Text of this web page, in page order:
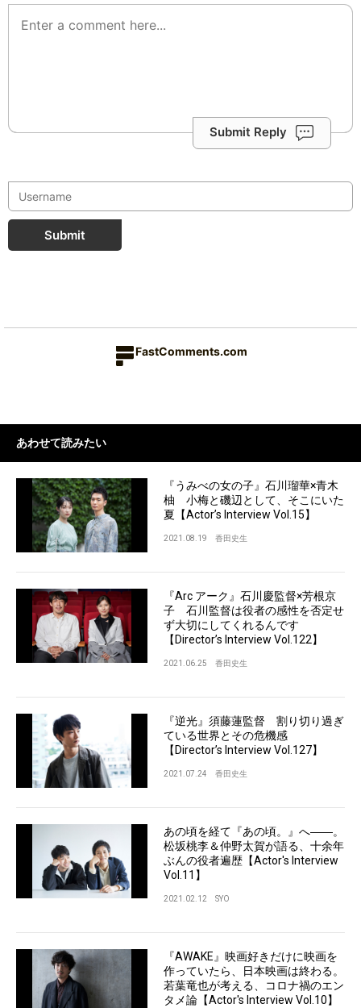
Submit Reply
Submit
FastComments.com
あわせて読みたい
『うみべの女の子』石川瑠華×青木
柚 小梅と磯辺として、そこにいた
夏【Actor’s Interview Vol.15】
2021.08.19 香田史生
『Arc アーク』石川慶監督×芳根京
子 石川監督は役者の感性を否定せ
ず大切にしてくれるんです
【Director’s Interview Vol.122】
2021.06.25 香田史生
『逆光』須藤蓮監督 割り切り過ぎ
ている世界とその危機感
【Director’s Interview Vol.127】
2021.07.24 香田史生
あの頃を経て『あの頃。』へ――。
松坂桃李＆仲野太賀が語る、十余年
ぶんの役者遍歴【Actor's Interview
Vol.11】
2021.02.12 SYO
『AWAKE』映画好きだけに映画を
作っていたら、日本映画は終わる。
若葉竜也が考える、コロナ禍のエン
タメ論【Actor's Interview Vol.10】